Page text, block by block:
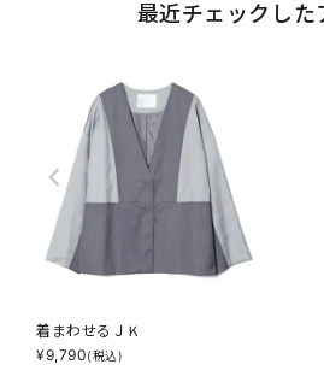
最近チェックした
着まわせるＪＫ
¥9,790(税込)